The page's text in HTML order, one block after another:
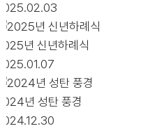
년 신년하례식
년 성탄 풍경